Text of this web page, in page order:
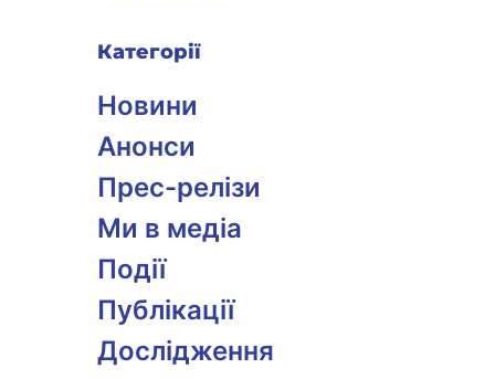
Категорії
Новини
Анонси
Прес-релізи
Ми в медіа
Події
Публікації
Дослідження